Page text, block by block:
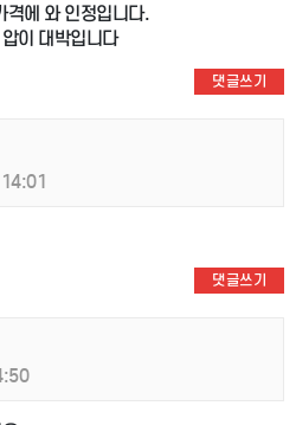
격에 와 인정입니다.
이 대박입니다
댓글쓰기
댓글쓰기